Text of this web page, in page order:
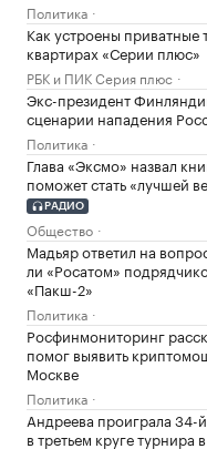
Политика
Как устроены приватные
квартирах «Серии плюс»
РБК и ПИК Серия плюс
Экс-президент
сценарии нападения
Политика
Глава «Эксмо» назвал
поможет стать «лучшей
РАДИО
Общество
Мадьяр ответил на
ли «Росатом»
«Пакш-2»
Политика
Росфинмониторинг
помог выявить
Москве
Политика
Андреева проиграла 34-
в третьем круге турнира